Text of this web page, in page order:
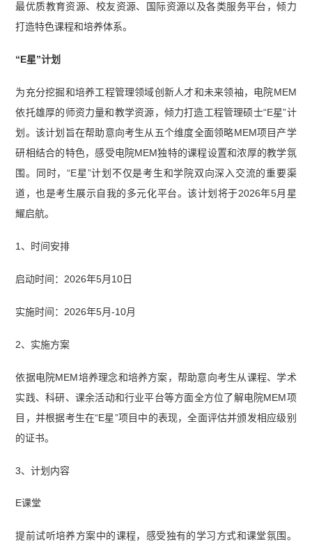
最优质教育资源、校友资源、国际资源以及各类服务平台，倾力
打造特色课程和培养体系。
“E星”计划
为充分挖掘和培养工程管理领域创新人才和未来领袖，电院MEM
依托雄厚的师资力量和教学资源，倾力打造工程管理硕士“E星”计
划。该计划旨在帮助意向考生从五个维度全面领略MEM项目产学
研相结合的特色，感受电院MEM独特的课程设置和浓厚的教学氛
围。同时，“E星”计划不仅是考生和学院双向深入交流的重要渠
道，也是考生展示自我的多元化平台。该计划将于2026年5月星
耀启航。
1、时间安排
启动时间：2026年5月10日
实施时间：2026年5月-10月
2、实施方案
依据电院MEM培养理念和培养方案，帮助意向考生从课程、学术
实践、科研、课余活动和行业平台等方面全方位了解电院MEM项
目，并根据考生在“E星”项目中的表现，全面评估并颁发相应级别
的证书。
3、计划内容
E课堂
提前试听培养方案中的课程，感受独有的学习方式和课堂氛围。